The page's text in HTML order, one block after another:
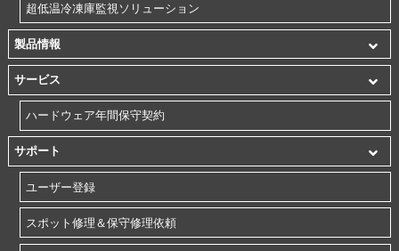
超低温冷凍庫監視ソリューション
製品情報
サービス
ハードウェア年間保守契約
サポート
ユーザー登録
スポット修理＆保守修理依頼